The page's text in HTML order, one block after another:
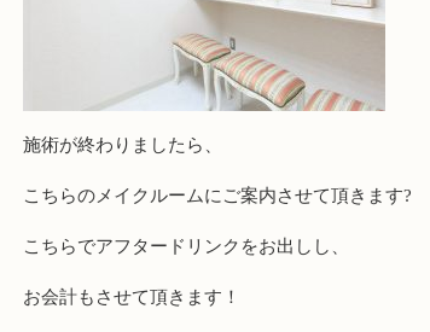
施術が終わりましたら、
こちらのメイクルームにご案内させて頂きます?
こちらでアフタードリンクをお出しし、
お会計もさせて頂きます！